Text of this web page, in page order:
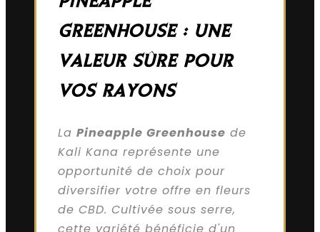
GREENHOUSE : UNE
VALEUR SÛRE POUR
VOS RAYONS
La Pineapple Greenhouse de
Kali Kana représente une
opportunité de choix pour
diversifier votre offre en fleurs
de CBD. Cultivée sous serre,
cette variété bénéficie d'un